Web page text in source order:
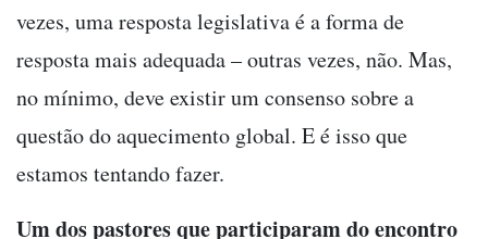
vezes, uma resposta legislativa é a forma de
resposta mais adequada – outras vezes, não. Mas,
no mínimo, deve existir um consenso sobre a
questão do aquecimento global. E é isso que
estamos tentando fazer.
Um dos pastores que participaram do encontro